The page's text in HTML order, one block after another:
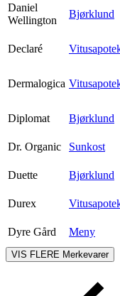
Daniel
Wellington
Bjørklund
Declaré
Dermalogica
Diplomat
Bjørklund
Dr. Organic
Sunkost
Duette
Bjørklund
Durex
Dyre Gård
Meny
VIS FLERE Merkevarer